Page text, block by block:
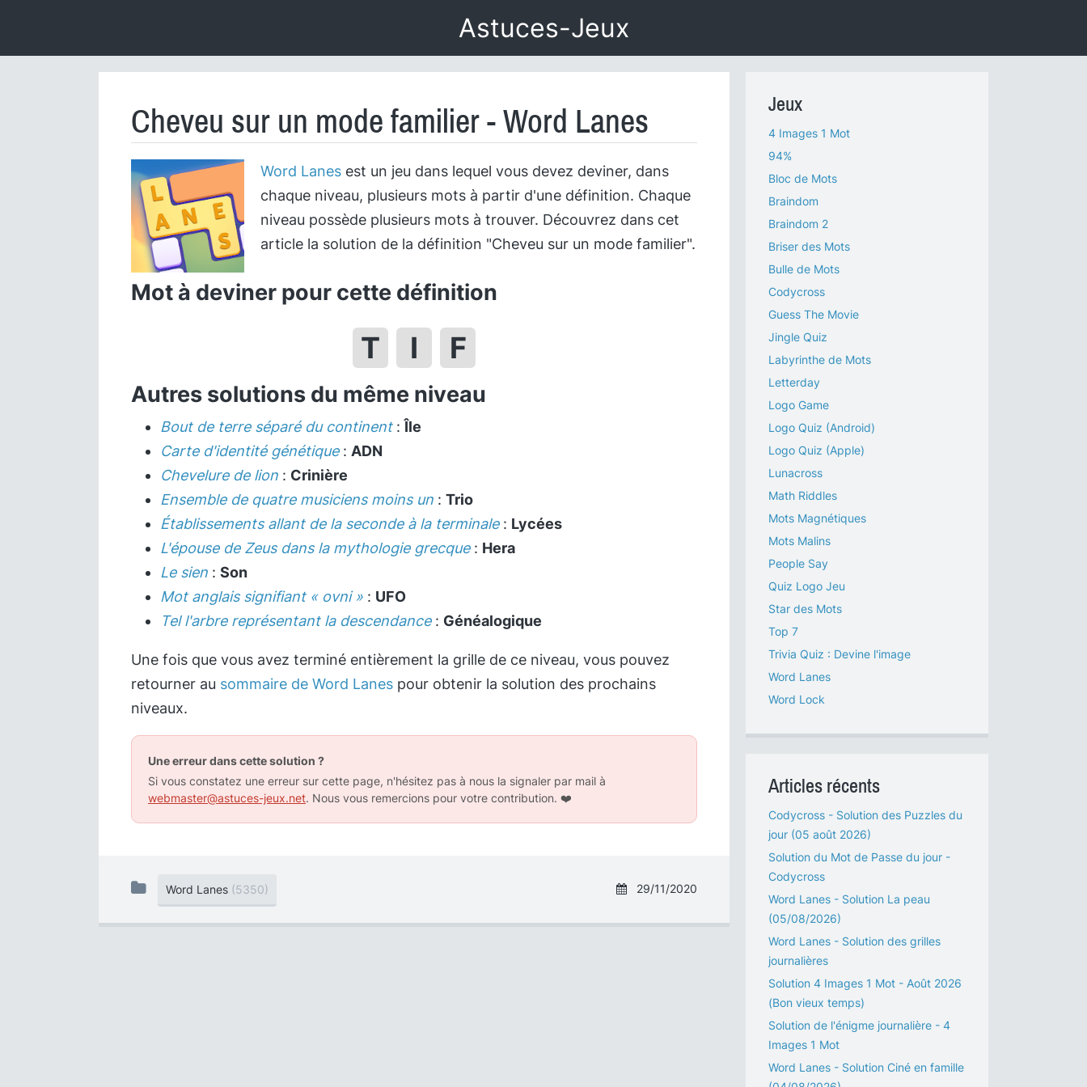
Astuces-Jeux
Cheveu sur un mode familier - Word Lanes
Word Lanes est un jeu dans lequel vous devez deviner, dans
chaque niveau, plusieurs mots à partir d'une définition. Chaque
niveau possède plusieurs mots à trouver. Découvrez dans cet
article la solution de la définition "Cheveu sur un mode familier".
Mot à deviner pour cette définition
T I F
Autres solutions du même niveau
Bout de terre séparé du continent: Île
Carte d'identité génétique: ADN
Chevelure de lion : Crinière
Ensemble de quatre musiciens moins un : Trio
Établissements allant de la seconde à la terminale: Lycées
L'épouse de Zeus dans la mythologie grecque: Hera
Le sien : Son
Mot anglais signifiant « ovni » : UFO
Tel l'arbre représentant la descendance: Généalogique
Une fois que vous avez terminé entièrement la grille de ce niveau, vous pouvez
retourner au sommaire de Word Lanes pour obtenir la solution des prochains
niveaux.
Une erreur dans cette solution ?
Si vous constatez une erreur sur cette page, n'hésitez pas à nous la signaler par mail à
webmaster@astuces-jeux.net. Nous vous remercions pour votre contribution. ❤️
29/11/2020
Word Lanes (5350)
Jeux
4 Images 1 Mot
94%
Bloc de Mots
Braindom
Braindom 2
Briser des Mots
Bulle de Mots
Codycross
Guess The Movie
Jingle Quiz
Labyrinthe de Mots
Letterday
Logo Game
Logo Quiz (Android)
Logo Quiz (Apple)
Lunacross
Math Riddles
Mots Magnétiques
Mots Malins
People Say
Quiz Logo Jeu
Star des Mots
Top 7
Trivia Quiz : Devine l'image
Word Lanes
Word Lock
Articles récents
Codycross - Solution des Puzzles du
jour (05 août 2026)
Solution du Mot de Passe du jour -
Codycross
Word Lanes - Solution La peau
(05/08/2026)
Word Lanes - Solution des grilles
journalières
Solution 4 Images 1 Mot - Août 2026
(Bon vieux temps)
Solution de l'énigme journalière - 4
Images 1 Mot
Word Lanes - Solution Ciné en famille